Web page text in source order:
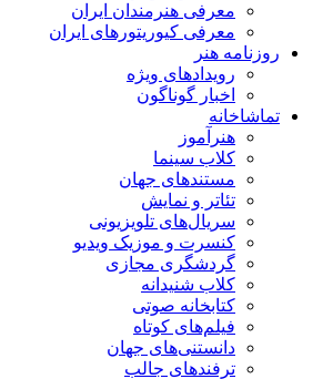
معرفی هنرمندان ایران
معرفی کیوریتورهای ایران
روزنامه هنر
رویدادهای ویژه
اخبار گوناگون
تماشاخانه
هنرآموز
کلاب سینما
مستندهای جهان
تئاتر و نمایش
سریال‌های تلویزیونی
کنسرت و موزیک ویدیو
گردشگری مجازی
کلاب شنیدانه
کتابخانه صوتی
فیلم‌های کوتاه
دانستنی‌های جهان
ترفندهای جالب